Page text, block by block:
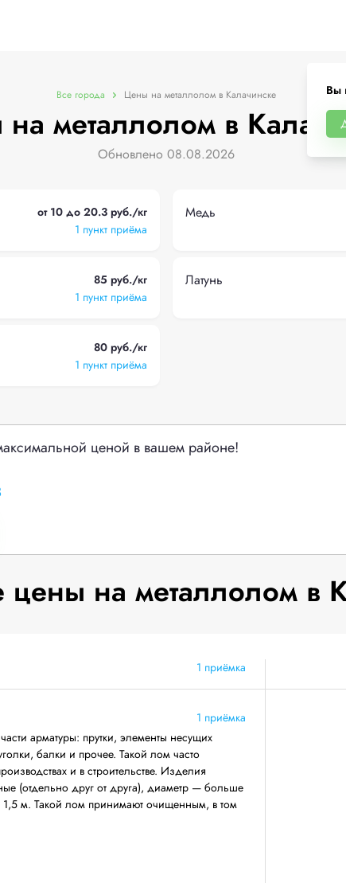
Вы
Все города Цены на металлолом в Калачинске
металлолом в
Обновлено 08.08.2026
от 10 до 20.3 руб./кг
1 пункт приёма
Медь
85 руб./кг
1 пункт приёма
Латунь
80 руб./кг
1 пункт приёма
ценой в вашем районе!
на металлолом в
1 приёмка
1 приёмка
арматуры: прутки, элементы несущих
балки и прочее. Такой лом часто
и в строительстве. Изделия
(отдельно друг от друга), диаметр — больше
м. Такой лом принимают очищенным, в том